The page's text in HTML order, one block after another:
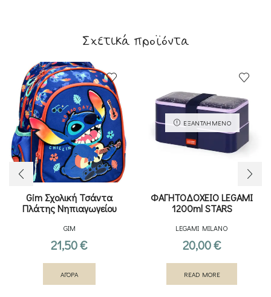
Σχετικά προϊόντα
Gim Σχολική Τσάντα
Πλάτης Νηπιαγωγείου
GIM
21,50€
ΑΓΟΡΑ
ΕΞΑΝΤΛΗΜΈΝΟ
ΦΑΓΗΤΟΔΟΧΕΙΟ LEGAMI
1200ml STARS
LEGAMI MILANO
20,00€
READ MORE